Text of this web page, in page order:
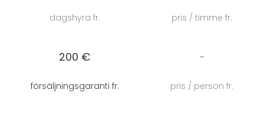
20 henkilöä. Pöytä on myös mahdollista järjestellä U-
muotoon. Kabinetin varusteluihin kuuluu 52-
mahdollista yhdistää viereisen kabinetin kanssa,
Tervetuloa aitoon miljööseen – Espanjan aurinko
dagshyra fr. pris / timme fr.
200 €
försäljningsgaranti fr.
-
pris / person fr.